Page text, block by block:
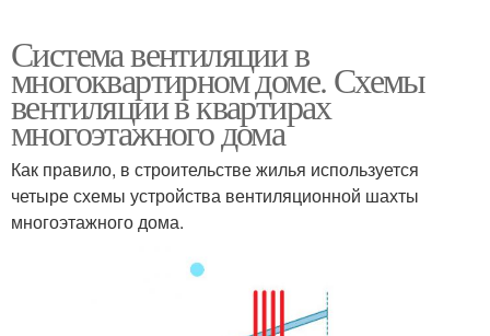
Система вентиляции в
многоквартирном доме. Схемы
вентиляции в квартирах
многоэтажного дома
Как правило, в строительстве жилья используется
четыре схемы устройства вентиляционной шахты
многоэтажного дома.